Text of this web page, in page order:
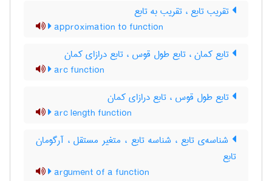
تقریب تابع ، تقریب به تابع
approximation to function
تابع کمان ، تابع طول قوس ، تابع درازای کمان
arc function
تابع طول قوس ، تابع درازای کمان
arc length function
شناسه‌ی تابع ، شناسه تابع ، متغیر مستقل ، آرگومان
تابع
argument of a function